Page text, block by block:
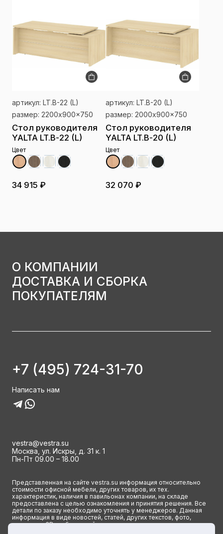
артикул: LT.B-22 (L)
размер: 2200x900x750
Стол руководителя
YALTA LT.B-22 (L)
Цвет
34 915 ₽
артикул: LT.B-20 (L)
размер: 2000x900x750
Стол руководителя
YALTA LT.B-20 (L)
Цвет
32 070 ₽
О КОМПАНИИ
ДОСТАВКА И СБОРКА
ПОКУПАТЕЛЯМ
+7 (495) 724-31-70
Написать нам
vestra@vestra.su
Москва, ул. Искры, д. 31 к. 1
Пн-Пт 09.00 – 18.00
Представленная на сайте vestra.su информация относительно
стоимости офисной мебели, других товаров, их тех.
характеристик, наличия в павильонах компании, на складе
предоставлена с целью ознакомления и принятия решения. Все
детали по заказу необходимо уточнять у менеджеров. Данная
информация в виде новостей, статей, других текстов, фото,
картинок и 3D изображений ни при каких условиях не является